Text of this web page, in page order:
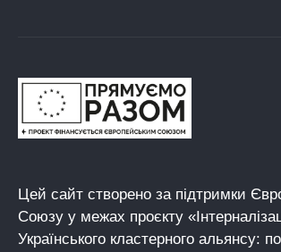
Цей сайт створено за підтримки
Союзу у межах проєкту
Українського кластерного альянсу: